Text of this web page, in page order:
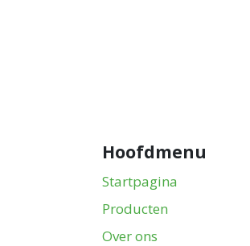
Hoofdmenu
Startpagina
Producten
Over ons